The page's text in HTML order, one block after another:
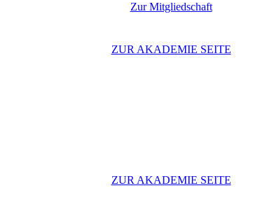
Zur Mitgliedschaft
ZUR AKADEMIE SEITE
ZUR AKADEMIE SEITE